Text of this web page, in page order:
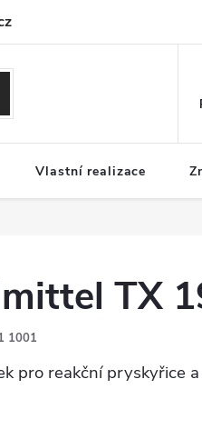
Vlastní realizace
TX
1001
pro reakční pryskyřice